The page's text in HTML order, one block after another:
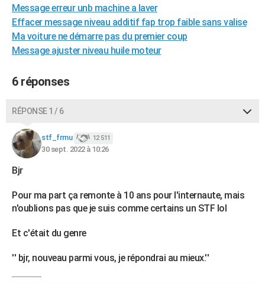
S'inscrire
Se connecter
Lycées
Collèges
Primaires
Universités
Entreprises
Service militaire
Avis de recherche
AVIS DE DÉCÈS
FORUM
Message erreur unb machine a laver
Effacer message niveau additif fap trop faible sans valise
Ma voiture ne démarre pas du premier coup
Message ajuster niveau huile moteur
6 réponses
RÉPONSE 1 / 6
stf_frmu 12 511
30 sept. 2022 à 10:26
Bjr
Pour ma part ça remonte à 10 ans pour l'internaute, mais
n'oublions pas que je suis comme certains un STF lol
Et c'était du genre
'' bjr, nouveau parmi vous, je répondrai au mieux.''